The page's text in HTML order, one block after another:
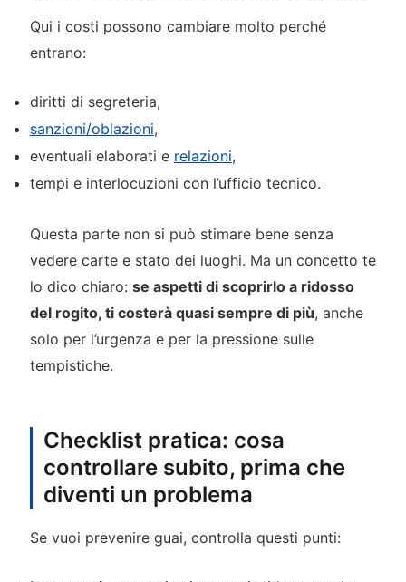
Qui i costi possono cambiare molto perché
entrano:
diritti di segreteria,
sanzioni/oblazioni,
eventuali elaborati e relazioni,
tempi e interlocuzioni con l’ufficio tecnico.
Questa parte non si può stimare bene senza
vedere carte e stato dei luoghi. Ma un concetto te
lo dico chiaro: se aspetti di scoprirlo a ridosso
del rogito, ti costerà quasi sempre di più, anche
solo per l’urgenza e per la pressione sulle
tempistiche.
Checklist pratica: cosa
controllare subito, prima che
diventi un problema
Se vuoi prevenire guai, controlla questi punti: